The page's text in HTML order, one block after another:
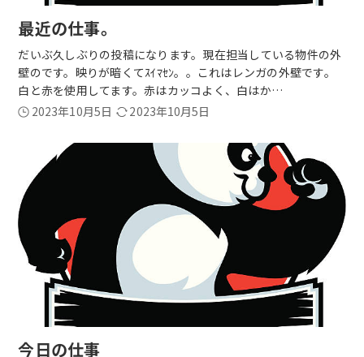
最近の仕事。
だいぶ久しぶりの投稿になります。現在担当している物件の外
壁のです。映りが暗くてｽｲﾏｾﾝ。。これはレンガの外壁です。
白と赤を使用してます。赤はカッコよく、白はか…
2023年10月5日
2023年10月5日
今日の仕事